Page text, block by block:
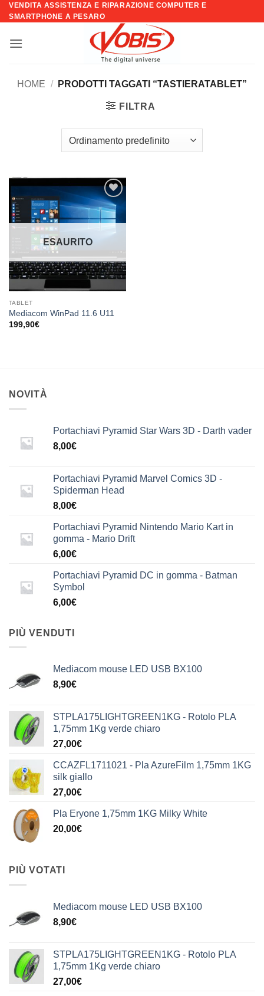
Salta
ai
VENDITA ASSISTENZA E RIPARAZIONE COMPUTER E
SMARTPHONE A PESARO
HOME / PRODOTTI TAGGATI “TASTIERATABLET”
FILTRA
Aggiungi
alla lista
dei
ESAURITO
TABLET
Mediacom WinPad 11.6 U11
199,90€
NOVITÀ
Portachiavi Pyramid Star Wars 3D - Darth vader
8,00€
Portachiavi Pyramid Marvel Comics 3D -
Spiderman Head
8,00€
Portachiavi Pyramid Nintendo Mario Kart in
gomma - Mario Drift
6,00€
Portachiavi Pyramid DC in gomma - Batman
Symbol
6,00€
PIÙ VENDUTI
Mediacom mouse LED USB BX100
8,90€
STPLA175LIGHTGREEN1KG - Rotolo PLA
1,75mm 1Kg verde chiaro
27,00€
CCAZFL1711021 - Pla AzureFilm 1,75mm 1KG
silk giallo
27,00€
Pla Eryone 1,75mm 1KG Milky White
20,00€
PIÙ VOTATI
Mediacom mouse LED USB BX100
8,90€
STPLA175LIGHTGREEN1KG - Rotolo PLA
1,75mm 1Kg verde chiaro
27,00€